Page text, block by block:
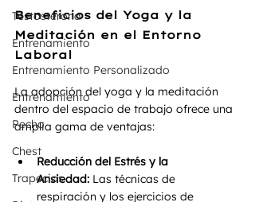
Testosterona
Entrenamiento
Entrenamiento Personalizado
Entrenamiento
Pecho
Chest
Trapecios
Beneficios del Yoga y la
Meditación en el Entorno
Laboral
La adopción del yoga y la meditación
dentro del espacio de trabajo ofrece una
amplia gama de ventajas:
Reducción del Estrés y la
Ansiedad: Las técnicas de
respiración y los ejercicios de